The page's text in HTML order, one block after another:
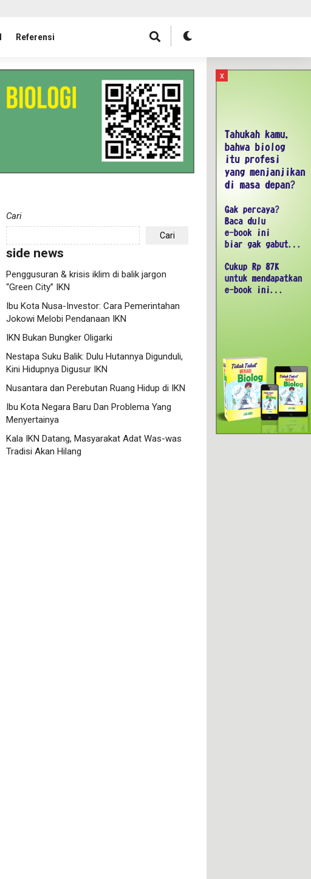
Referensi
Cari
Cari
side news
Penggusuran & krisis iklim di balik jargon
“Green City” IKN
Ibu Kota Nusa-Investor: Cara Pemerintahan
Jokowi Melobi Pendanaan IKN
IKN Bukan Bungker Oligarki
Nestapa Suku Balik: Dulu Hutannya Digunduli,
Kini Hidupnya Digusur IKN
Nusantara dan Perebutan Ruang Hidup di IKN
Ibu Kota Negara Baru Dan Problema Yang
Menyertainya
Kala IKN Datang, Masyarakat Adat Was-was
Tradisi Akan Hilang
x